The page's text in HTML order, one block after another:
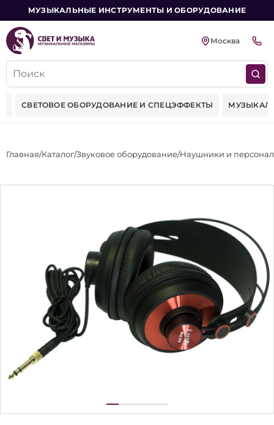
МУЗЫКАЛЬНЫЕ ИНСТРУМЕНТЫ И ОБОРУДОВАНИЕ
Москва
ОБОРУДОВАНИЕ И СПЕЦЭФФЕКТЫ МУЗЫКАЛЬНЫЕ
Главная Каталог Звуковое оборудование Наушники и